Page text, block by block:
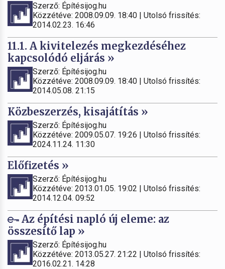
Szerző: Építésijog.hu
Közzétéve: 2008.09.09. 18:40 | Utolsó frissítés:
2014.02.23. 16:46
11.1. A kivitelezés megkezdéséhez
kapcsolódó eljárás »
Szerző: Építésijog.hu
Közzétéve: 2008.09.09. 18:40 | Utolsó frissítés:
2014.05.08. 21:15
Közbeszerzés, kisajátítás »
Szerző: Építésijog.hu
Közzétéve: 2009.05.07. 19:26 | Utolsó frissítés:
2024.11.24. 11:30
Előfizetés »
Szerző: Építésijog.hu
Közzétéve: 2013.01.05. 19:02 | Utolsó frissítés:
2014.12.04. 09:52
Az építési napló új eleme: az
összesítő lap »
Szerző: Építésijog.hu
Közzétéve: 2013.05.27. 21:22 | Utolsó frissítés:
2016.02.21. 14:28